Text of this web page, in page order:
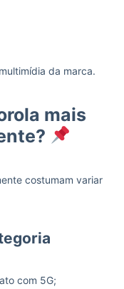
da marca.
mais
costumam variar
com 5G;